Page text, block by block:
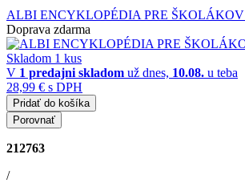
ALBI ENCYKLOPÉDIA PRE ŠKOLÁKOV
Doprava zdarma
Skladom 1 kus
V 1 predajni skladom už dnes, 10.08. u teba
28,99 € s DPH
Pridať do košíka
Porovnať
212763
/